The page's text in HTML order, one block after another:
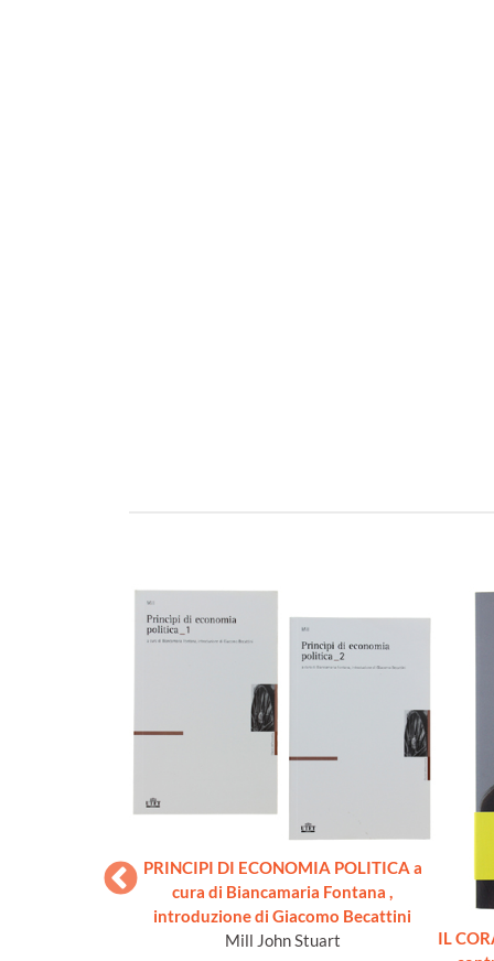
PRINCIPI DI ECONOMIA POLITICA a
cura di Biancamaria Fontana ,
introduzione di Giacomo Becattini
Mill John Stuart
IL